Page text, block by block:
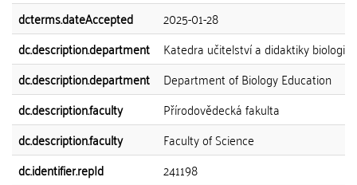
dcterms.dateAccepted
2025-01-28
dc.description.department
Katedra učitelství a didaktiky biologie
dc.description.department
Department of Biology Education
dc.description.faculty
Přírodovědecká fakulta
dc.description.faculty
Faculty of Science
dc.identifier.repId
241198